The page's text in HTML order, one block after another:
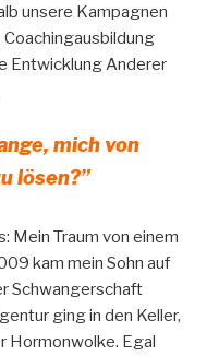
unsere Kampagnen
Entwicklung Anderer
mich von
lösen?”
Mein Traum von einem
kam mein Sohn auf
Schwangerschaft
ging in den Keller,
Hormonwolke. Egal